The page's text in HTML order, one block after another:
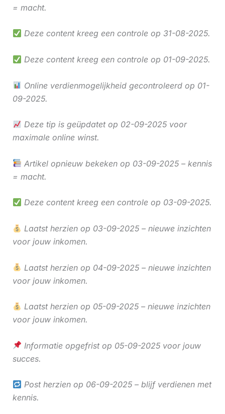
= macht.
Deze content kreeg een controle op 31-08-2025.
Deze content kreeg een controle op 01-09-2025.
Online verdienmogelijkheid gecontroleerd op 01-
09-2025.
Deze tip is geüpdatet op 02-09-2025 voor
maximale online winst.
Artikel opnieuw bekeken op 03-09-2025 – kennis
= macht.
Deze content kreeg een controle op 03-09-2025.
Laatst herzien op 03-09-2025 – nieuwe inzichten
voor jouw inkomen.
Laatst herzien op 04-09-2025 – nieuwe inzichten
voor jouw inkomen.
Laatst herzien op 05-09-2025 – nieuwe inzichten
voor jouw inkomen.
Informatie opgefrist op 05-09-2025 voor jouw
succes.
Post herzien op 06-09-2025 – blijf verdienen met
kennis.